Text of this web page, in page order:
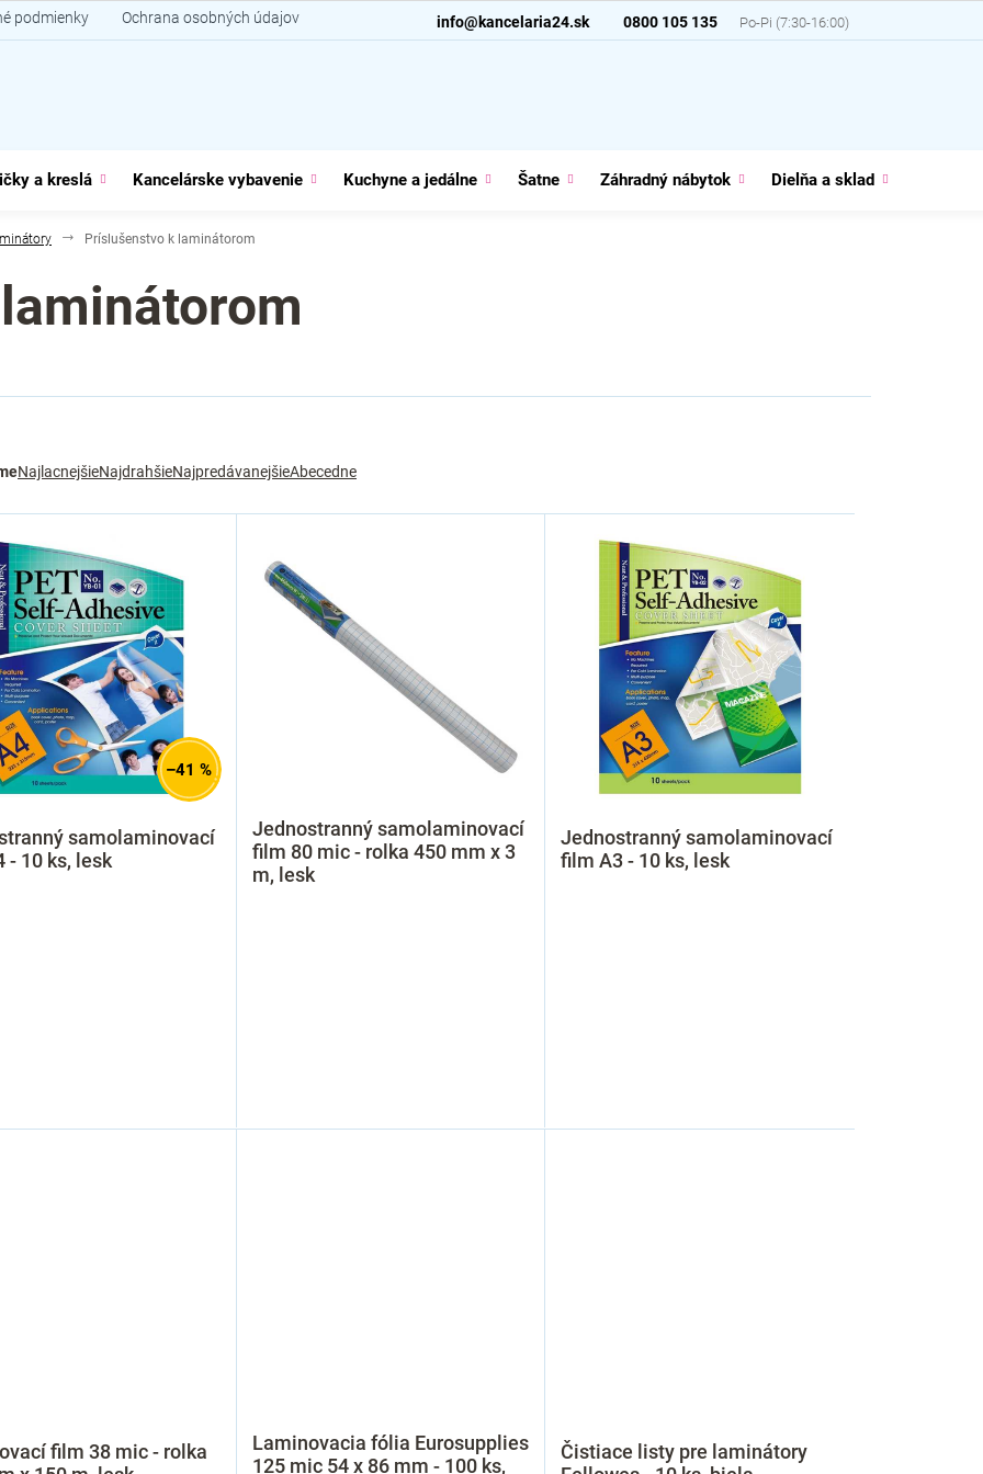
0800 105 135
info@kancelaria24.sk
podmienky Ochrana osobných údajov
a kreslá Kancelárske vybavenie Kuchyne a jedálne Šatne Záhradný nábytok Dielňa a sklad
Príslušenstvo k laminátorom
NajlacnejšieNajdrahšieNajpredávanejšieAbecedne
–41 %
samolaminovací
- 10 ks, lesk
Jednostranný samolaminovací
film 80 mic - rolka 450 mm x 3
m, lesk
Jednostranný samolaminovací
film A3 - 10 ks, lesk
film 38 mic - rolka
Laminovacia fólia Eurosupplies
125 mic 54 x 86 mm - 100 ks,
Čistiace listy pre laminátory